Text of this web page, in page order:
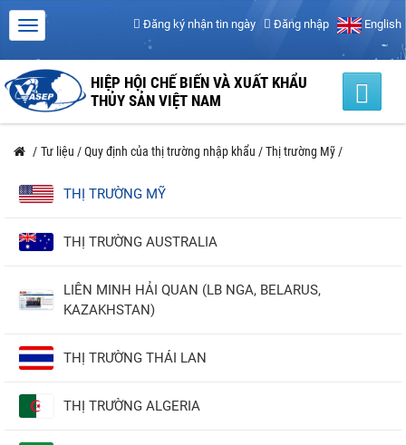
Đăng ký nhận tin ngày Đăng nhập English
HIỆP HỘI CHẾ BIẾN VÀ XUẤT KHẨU
THỦY SẢN VIỆT NAM
/ Tư liệu /Quy định của thị trường nhập khẩu /Thị trường Mỹ /
THỊ TRƯỜNG MỸ
THỊ TRƯỜNG AUSTRALIA
LIÊN MINH HẢI QUAN (LB NGA, BELARUS,
KAZAKHSTAN)
THỊ TRƯỜNG THÁI LAN
THỊ TRƯỜNG ALGERIA